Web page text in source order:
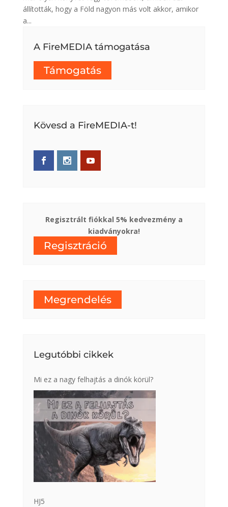
állították, hogy a Föld nagyon más volt akkor, amikor
a...
A FireMEDIA támogatása
Támogatás
Kövesd a FireMEDIA-t!
Regisztrált fiókkal 5% kedvezmény a
kiadványokra!
Regisztráció
Megrendelés
Legutóbbi cikkek
Mi ez a nagy felhajtás a dinók körül?
HJ5